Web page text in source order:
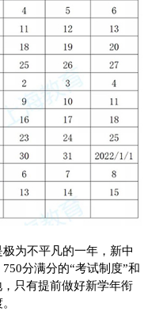
为不平凡的一年，新中
分满分的“考试制度”和
只有提前做好新学年衔